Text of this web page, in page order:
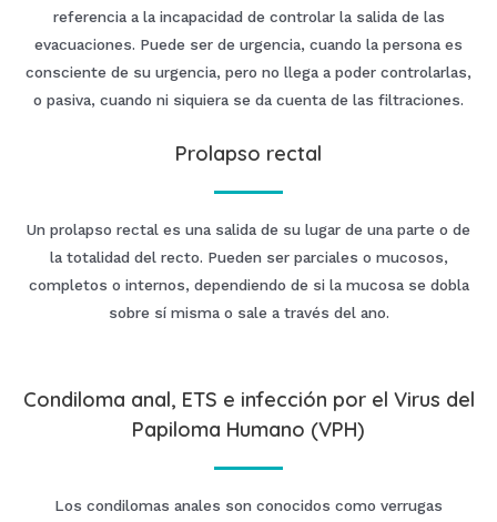
referencia a la incapacidad de controlar la salida de las
evacuaciones. Puede ser de urgencia, cuando la persona es
consciente de su urgencia, pero no llega a poder controlarlas,
o pasiva, cuando ni siquiera se da cuenta de las filtraciones.
Prolapso rectal
Un prolapso rectal es una salida de su lugar de una parte o de
la totalidad del recto. Pueden ser parciales o mucosos,
completos o internos, dependiendo de si la mucosa se dobla
sobre sí misma o sale a través del ano.
Condiloma anal, ETS e infección por el Virus del
Papiloma Humano (VPH)
Los condilomas anales son conocidos como verrugas